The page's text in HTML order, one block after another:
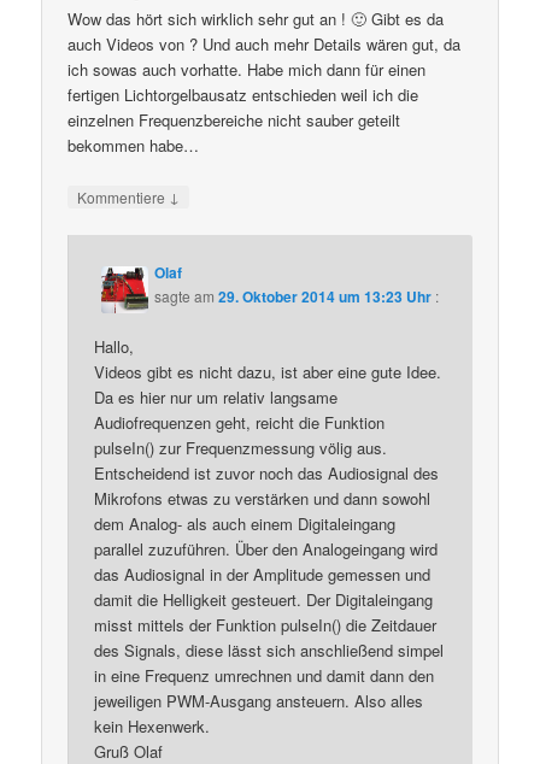
Wow das hört sich wirklich sehr gut an ! 🙂 Gibt es da
auch Videos von ? Und auch mehr Details wären gut, da
ich sowas auch vorhatte. Habe mich dann für einen
fertigen Lichtorgelbausatz entschieden weil ich die
einzelnen Frequenzbereiche nicht sauber geteilt
bekommen habe…
Kommentiere ↓
Olaf
sagte am29. Oktober 2014 um 13:23 Uhr :
Hallo,
Videos gibt es nicht dazu, ist aber eine gute Idee.
Da es hier nur um relativ langsame
Audiofrequenzen geht, reicht die Funktion
pulseIn() zur Frequenzmessung völig aus.
Entscheidend ist zuvor noch das Audiosignal des
Mikrofons etwas zu verstärken und dann sowohl
dem Analog- als auch einem Digitaleingang
parallel zuzuführen. Über den Analogeingang wird
das Audiosignal in der Amplitude gemessen und
damit die Helligkeit gesteuert. Der Digitaleingang
misst mittels der Funktion pulseIn() die Zeitdauer
des Signals, diese lässt sich anschließend simpel
in eine Frequenz umrechnen und damit dann den
jeweiligen PWM-Ausgang ansteuern. Also alles
kein Hexenwerk.
Gruß Olaf